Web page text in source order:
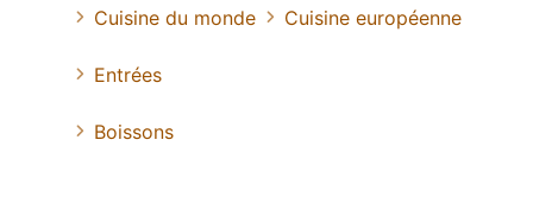
Cuisine du monde Cuisine européenne
Entrées
Boissons